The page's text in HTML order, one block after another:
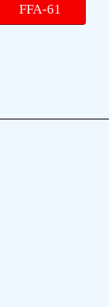
FFA-61